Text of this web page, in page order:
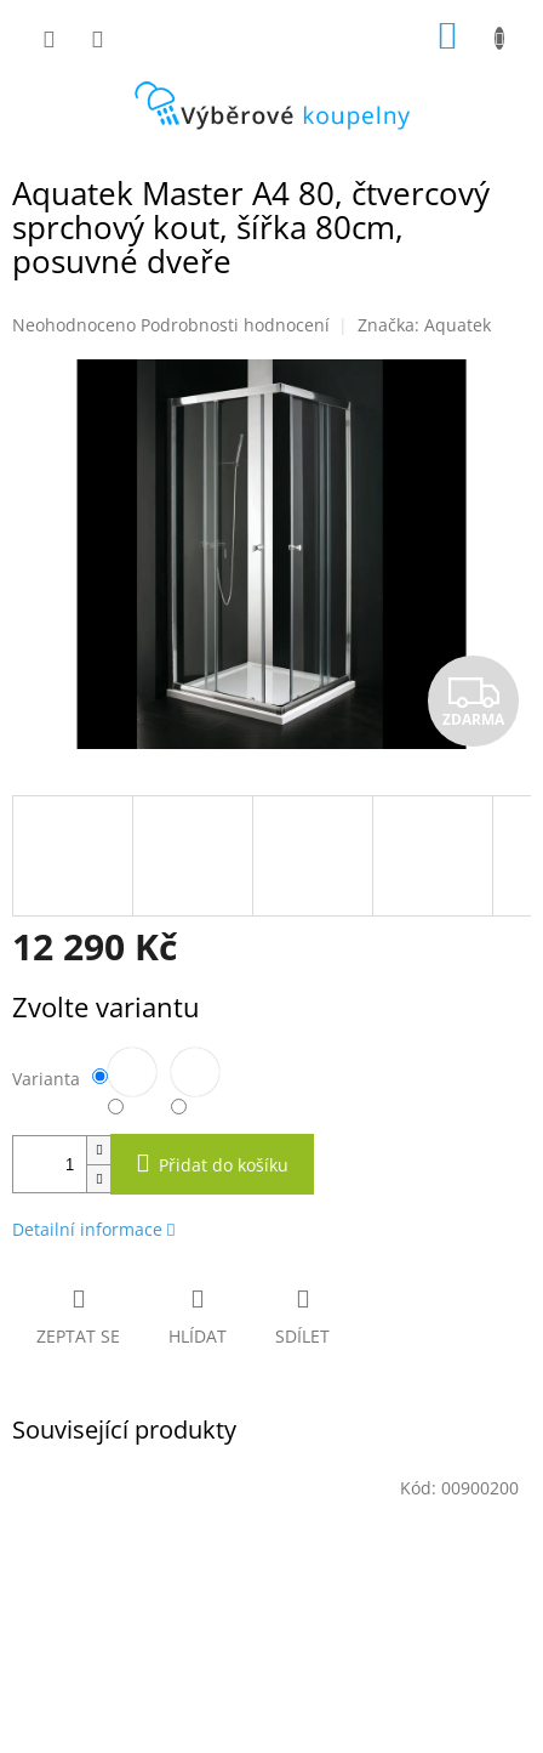
Aquatek Master A4 80, čtvercový
sprchový kout, šířka 80cm,
posuvné dveře
Průměrné
Neohodnoceno Podrobnosti hodnocení Značka: Aquatek
Z
D
A
ZDARMA
12 290 Kč
cena:
Zvolte variantu
Varianta
Přidat do košíku
Detailní informace
ZEPTAT SE HLÍDAT SDÍLET
Související produkty
Kód: 00900200